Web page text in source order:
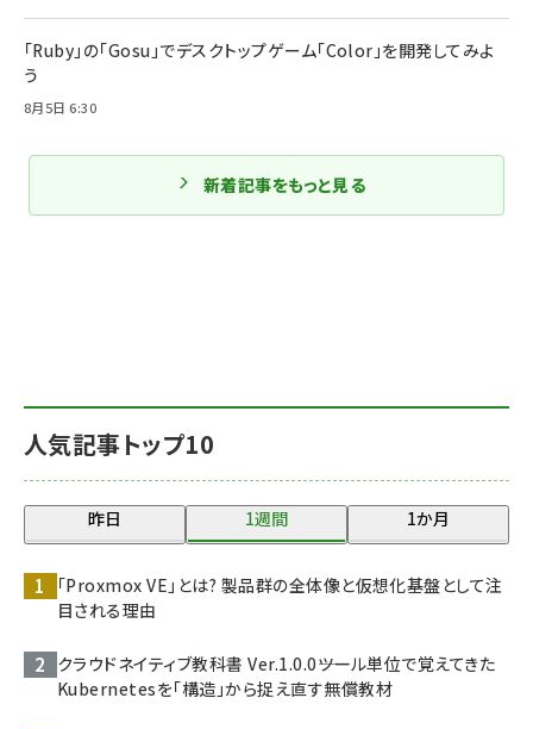
人気記事トップ10
昨日 1週間 1か月
「Proxmox VE」とは? 製品群の全体像と仮想化基盤として注
目される理由
クラウドネイティブ教科書 Ver.1.0.0――ツール単位で覚えてきた
Kubernetesを「構造」から捉え直す無償教材
「Ruby」の「Gosu」でデスクトップゲーム「Color」を開発してみよ
う
8月5日 6:30
新着記事をもっと見る